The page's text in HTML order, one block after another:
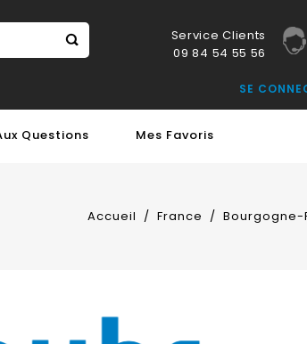
Service Clients
09 84 54 55 56
SE
Questions Mes Favoris
Accueil France Bourgogne-